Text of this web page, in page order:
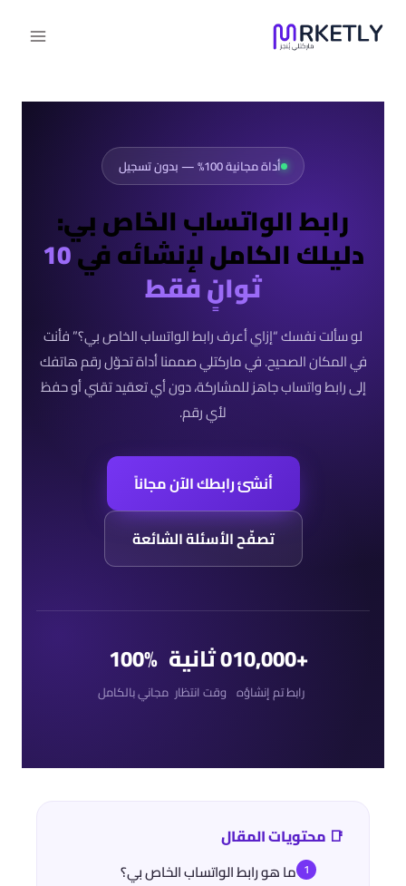
أداة مجانية 100% — بدون تسجيل
رابط الواتساب الخاص بي:
دليلك الكامل لإنشائه في10
ثوانٍ فقط
لو سألت نفسك “إزاي أعرف رابط الواتساب الخاص بي؟” فأنت
في المكان الصحيح. في ماركتلي صممنا أداة تحوّل رقم هاتفك
إلى رابط واتساب جاهز للمشاركة، دون أي تعقيد تقني أو حفظ
لأي رقم.
أنشئ رابطك الآن مجاناً
تصفّح الأسئلة الشائعة
+10,000
رابط تم إنشاؤه
0 ثانية
وقت انتظار
100%
مجاني بالكامل
📑 محتويات المقال
ما هو رابط الواتساب الخاص بي؟